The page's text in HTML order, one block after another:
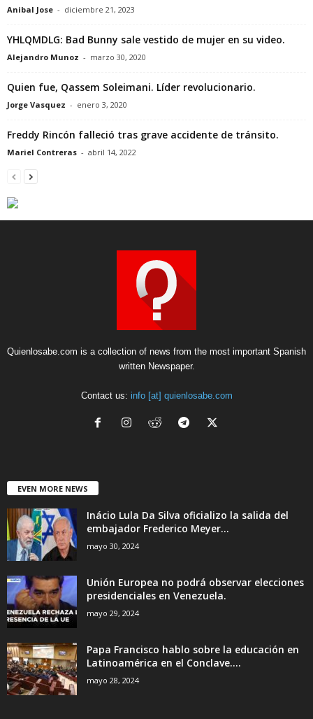
Anibal Jose - diciembre 21, 2023
YHLQMDLG: Bad Bunny sale vestido de mujer en su video.
Alejandro Munoz - marzo 30, 2020
Quien fue, Qassem Soleimani. Líder revolucionario.
Jorge Vasquez - enero 3, 2020
Freddy Rincón falleció tras grave accidente de tránsito.
Mariel Contreras - abril 14, 2022
Quienlosabe.com is a collection of news from the most important Spanish
written Newspaper.
Contact us: info [at] quienlosabe.com
EVEN MORE NEWS
Inácio Lula Da Silva oficializo la salida del
embajador Frederico Meyer...
mayo 30, 2024
Unión Europea no podrá observar elecciones
presidenciales en Venezuela.
mayo 29, 2024
Papa Francisco hablo sobre la educación en
Latinoamérica en el Conclave....
mayo 28, 2024